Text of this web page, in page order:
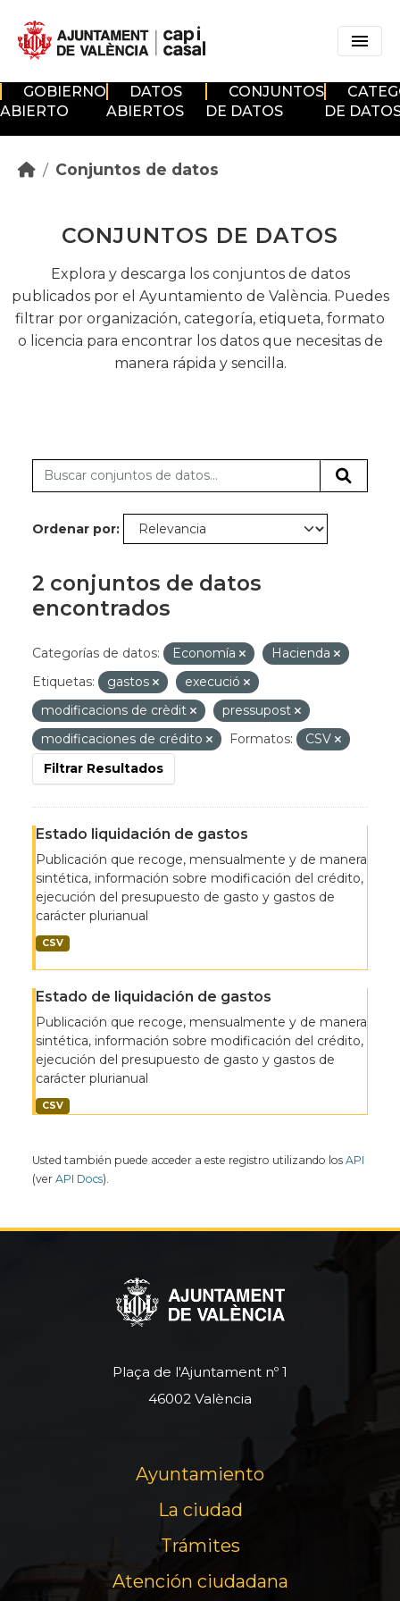
GOBIERNO
ABIERTO
DATOS
ABIERTOS
CONJUNTOS
DE DATOS
DE
Conjuntos de datos
CONJUNTOS DE DATOS
Explora y descarga los conjuntos de datos
publicados por el Ayuntamiento de València. Puedes
filtrar por organización, categoría, etiqueta, formato
o licencia para encontrar los datos que necesitas de
manera rápida y sencilla.
Ordenar por
2 conjuntos de datos
encontrados
Categorías de datos: Economía
Hacienda
Etiquetas:
gastos
execució
modificacions de crèdit
pressupost
modificaciones de crédito
Formatos:
CSV
Filtrar Resultados
Estado liquidación de gastos
Publicación que recoge, mensualmente y de manera
sintética, información sobre modificación del crédito,
ejecución del presupuesto de gasto y gastos de
carácter plurianual
CSV
Estado de liquidación de gastos
Publicación que recoge, mensualmente y de manera
sintética, información sobre modificación del crédito,
ejecución del presupuesto de gasto y gastos de
carácter plurianual
CSV
Usted también puede acceder a este registro utilizando los API
(ver API Docs).
Plaça de l'Ajuntament nº 1
46002 València
Ayuntamiento
La ciudad
Trámites
Atención ciudadana